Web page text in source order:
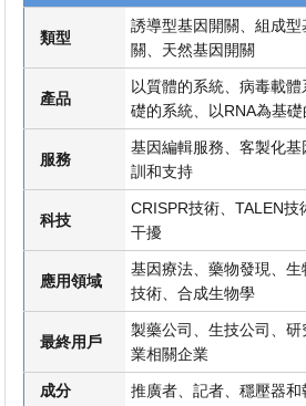
類型
誘導型基因開關、組成
關、天然基因開關
產品
以質體的系統、病毒載
礎的系統、以RNA為基
服務
基因編輯服務、客製化
訓和支持
科技
CRISPR技術、TALEN
干擾
應用領域
基因療法、藥物發現、
技術、合成生物學
最終用戶
製藥公司、生技公司、
業相關企業
成分 推廣者、記者、穩壓器和